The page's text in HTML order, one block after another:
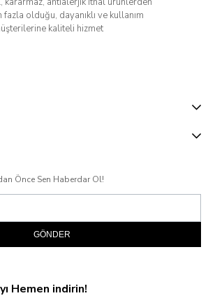
olduğu, dayanıklı ve kullanım
kaliteli hizmet
Önce Sen Haberdar Ol!
GÖNDER
Hemen indirin!